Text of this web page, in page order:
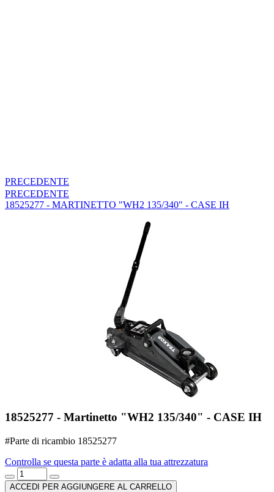
PRECEDENTE
PRECEDENTE
18525277 - MARTINETTO "WH2 135/340" - CASE IH
18525277 - Martinetto "WH2 135/340" - CASE IH
#Parte di ricambio 18525277
Controlla se questa parte è adatta alla tua attrezzatura
ACCEDI PER AGGIUNGERE AL CARRELLO